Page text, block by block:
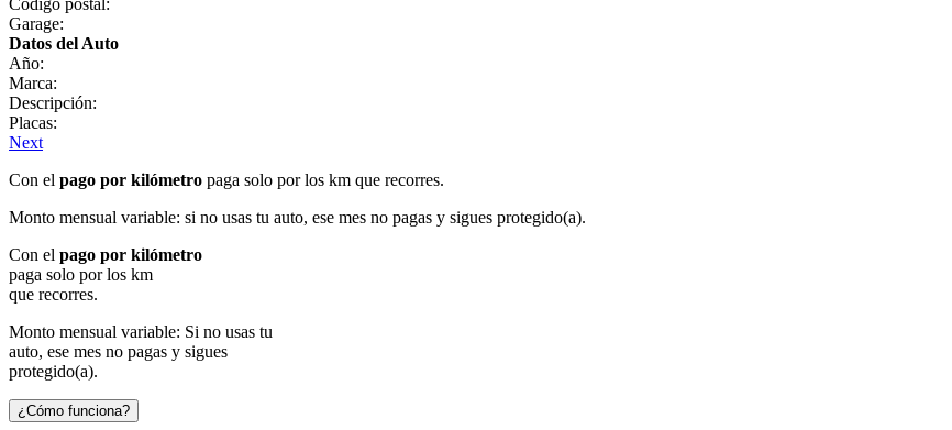
Garage:
Datos del Auto
Año:
Marca:
Descripción:
Placas:
Next
Con el pago por kilómetro paga solo por los km que recorres.
Monto mensual variable: si no usas tu auto, ese mes no pagas y sigues protegido(a).
Con el pago por kilómetro
paga solo por los km
que recorres.
Monto mensual variable: Si no usas tu
auto, ese mes no pagas y sigues
protegido(a).
¿Cómo funciona?